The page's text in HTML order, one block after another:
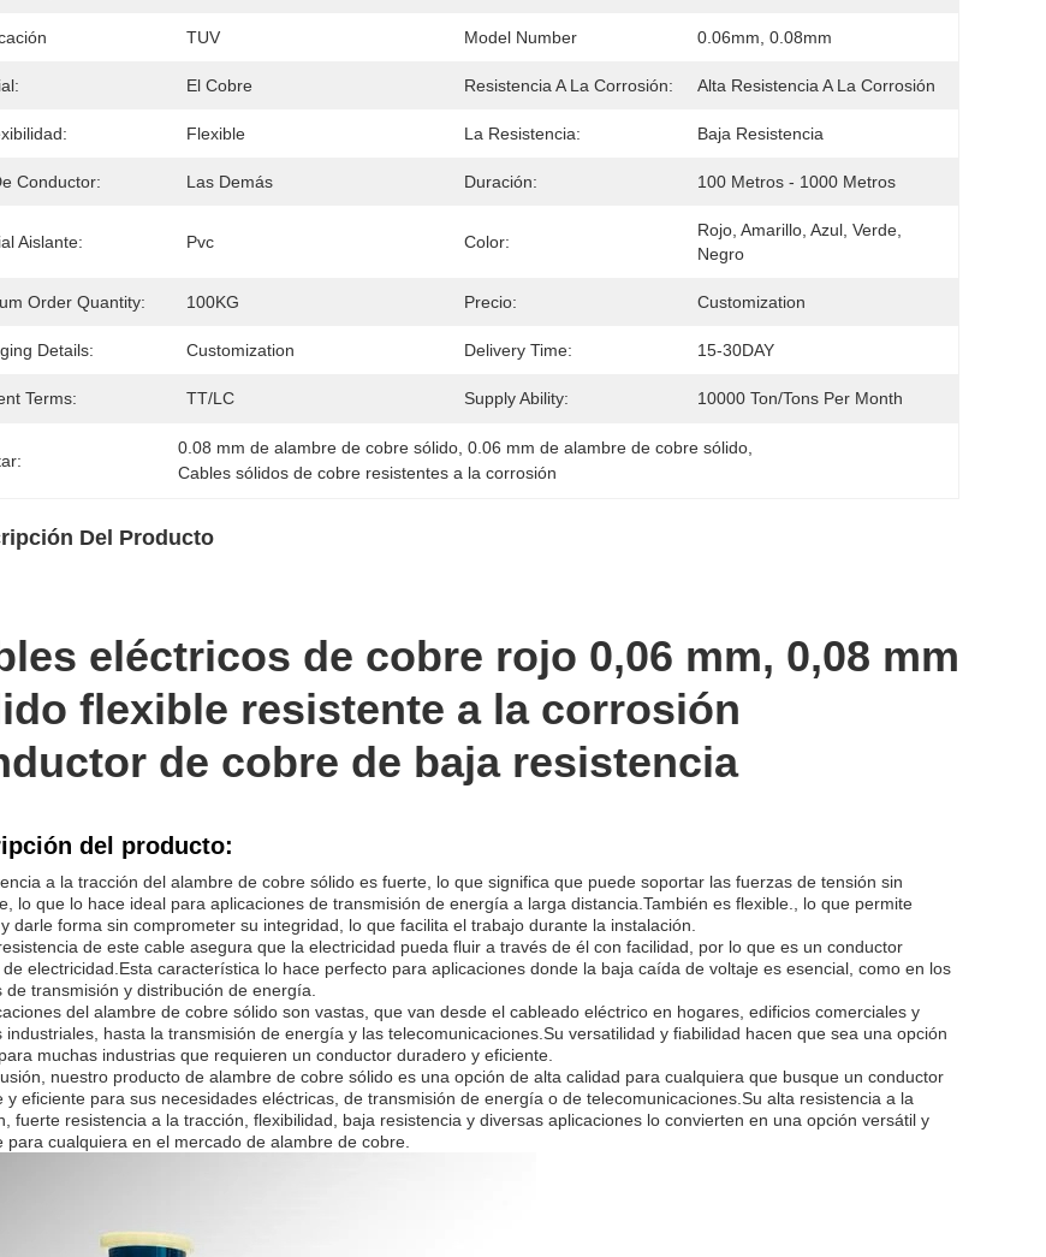
TUV Model Number 0.06mm, 0.08mm
El Cobre Resistencia A La Corrosión: Alta Resistencia A La Corrosión
Flexible La Resistencia: Baja Resistencia
Conductor: Las Demás Duración: 100 Metros - 1000 Metros
Aislante: Pvc Color:
Rojo, Amarillo, Azul, Verde,
Negro
Order Quantity: 100KG Precio: Customization
Details: Customization Delivery Time: 15-30DAY
Terms: TT/LC Supply Ability: 10000 Ton/Tons Per Month
0.08 mm de alambre de cobre sólido , 0.06 mm de alambre de cobre sólido
Cables sólidos de cobre resistentes a la corrosión
Del Producto
eléctricos de cobre rojo 0,06 mm, 0,08 mm
flexible resistente a la corrosión
de cobre de baja resistencia
del producto:
a la tracción del alambre de cobre sólido es fuerte, lo que significa que puede soportar las fuerzas de tensión sin
lo que lo hace ideal para aplicaciones de transmisión de energía a larga distancia.También es flexible., lo que permite
darle forma sin comprometer su integridad, lo que facilita el trabajo durante la instalación.
de este cable asegura que la electricidad pueda fluir a través de él con facilidad, por lo que es un conductor
electricidad.Esta característica lo hace perfecto para aplicaciones donde la baja caída de voltaje es esencial, como en los
de transmisión y distribución de energía.
del alambre de cobre sólido son vastas, que van desde el cableado eléctrico en hogares, edificios comerciales y
industriales, hasta la transmisión de energía y las telecomunicaciones.Su versatilidad y fiabilidad hacen que sea una opción
muchas industrias que requieren un conductor duradero y eficiente.
nuestro producto de alambre de cobre sólido es una opción de alta calidad para cualquiera que busque un conductor
y eficiente para sus necesidades eléctricas, de transmisión de energía o de telecomunicaciones.Su alta resistencia a la
fuerte resistencia a la tracción, flexibilidad, baja resistencia y diversas aplicaciones lo convierten en una opción versátil y
para cualquiera en el mercado de alambre de cobre.